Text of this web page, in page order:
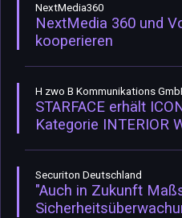
NextMedia360
NextMedia 360 und
kooperieren
H zwo B Kommunikations
STARFACE erhält
Kategorie INTERIOR
Securiton Deutschland
"Auch in Zukunft